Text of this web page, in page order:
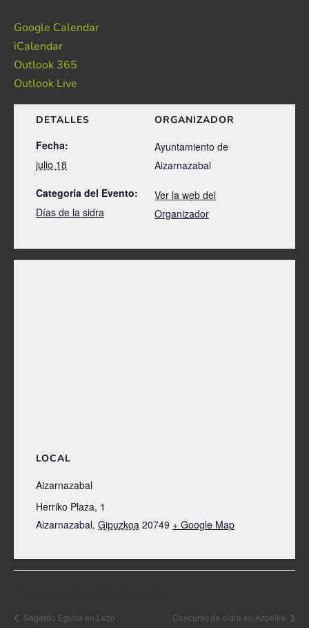
Google Calendar
iCalendar
Outlook 365
Outlook Live
DETALLES
Fecha:
julio 18
Categoría del Evento:
Días de la sidra
ORGANIZADOR
Ayuntamiento de
Aizarnazabal
Ver la web del
Organizador
LOCAL
Aizarnazabal
Herriko Plaza, 1
Aizarnazabal, Gipuzkoa 20749 + Google Map
Sagardo Eguna en Lezo Concurso de sidra en Azpeitia